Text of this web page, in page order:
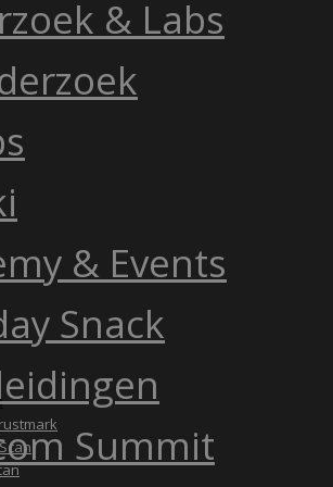
& Labs
& Events
Snack
Summit